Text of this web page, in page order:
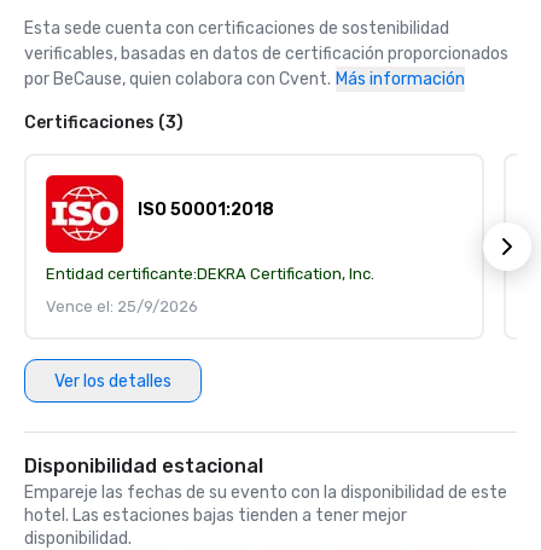
Esta sede cuenta con certificaciones de sostenibilidad
verificables, basadas en datos de certificación proporcionados
por BeCause, quien colabora con Cvent. Más información
Certificaciones (3)
ISO 50001:2018
Entidad certificante:DEKRA Certification, Inc.
Vence el: 25/9/2026
Ver los detalles
Disponibilidad estacional
Empareje las fechas de su evento con la disponibilidad de este
hotel. Las estaciones bajas tienden a tener mejor
disponibilidad.